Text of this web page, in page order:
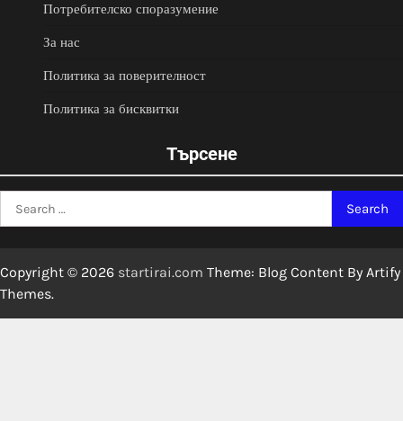
Потребителско споразумение
За нас
Политика за поверителност
Политика за бисквитки
Търсене
for:
Copyright © 2026 startirai.com Theme: Blog Content By Artify
Themes.